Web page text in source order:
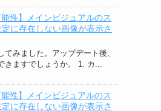
性】メインビジュアルのス
に存在しない画像が表示さ
てみました。アップデート後、
きますでしょうか。 1. カ...
性】メインビジュアルのス
に存在しない画像が表示さ